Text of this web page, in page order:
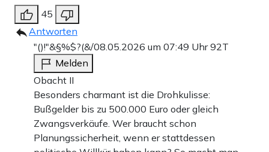
45
Antworten
"()!"&§%$?(&/08.05.2026 um 07:49 Uhr92T
Melden
Obacht II
Besonders charmant ist die Drohkulisse:
Bußgelder bis zu 500.000 Euro oder gleich
Zwangsverkäufe. Wer braucht schon
Planungssicherheit, wenn er stattdessen